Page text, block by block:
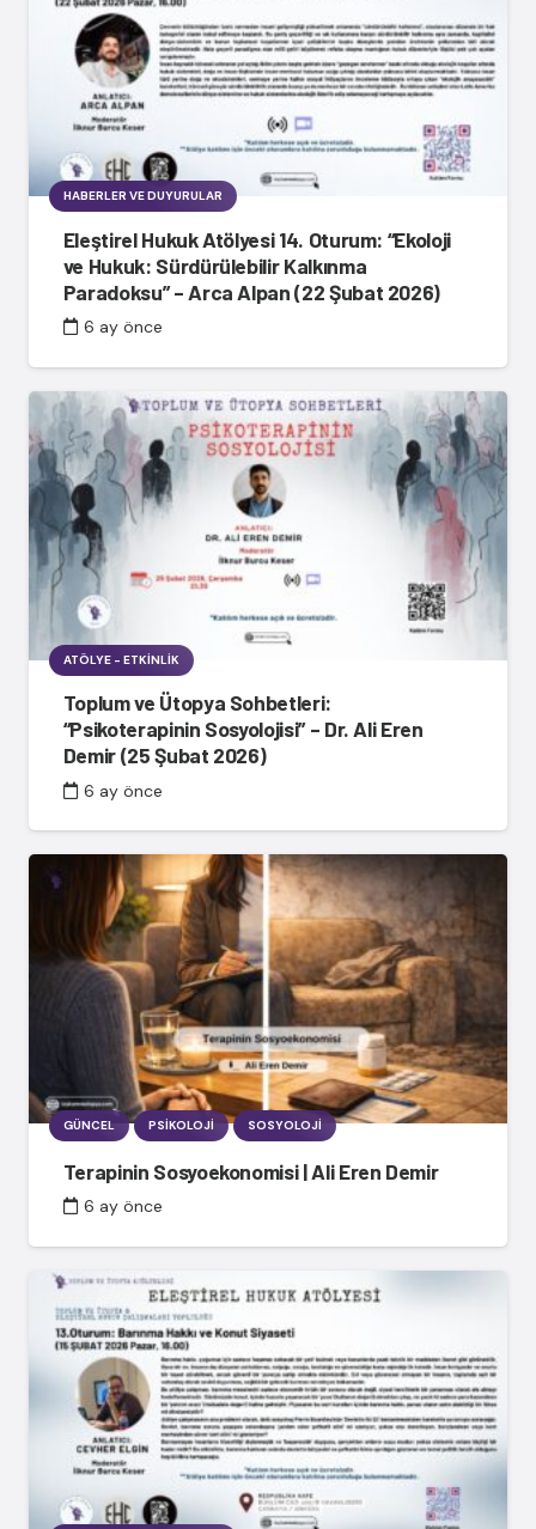
HABERLER VE DUYURULAR
Eleştirel Hukuk Atölyesi 14. Oturum: “Ekoloji
ve Hukuk: Sürdürülebilir Kalkınma
Paradoksu” – Arca Alpan (22 Şubat 2026)
6 ay önce
ATÖLYE - ETKINLIK
Toplum ve Ütopya Sohbetleri:
“Psikoterapinin Sosyolojisi” – Dr. Ali Eren
Demir (25 Şubat 2026)
6 ay önce
GÜNCEL PSIKOLOJI SOSYOLOJI
Terapinin Sosyoekonomisi | Ali Eren Demir
6 ay önce